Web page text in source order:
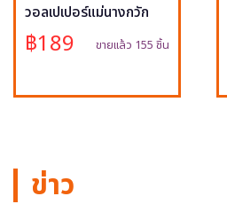
วอลเปเปอร์แม่นางกวัก
฿189 ขายแล้ว 155 ชิ้น
ข่าว